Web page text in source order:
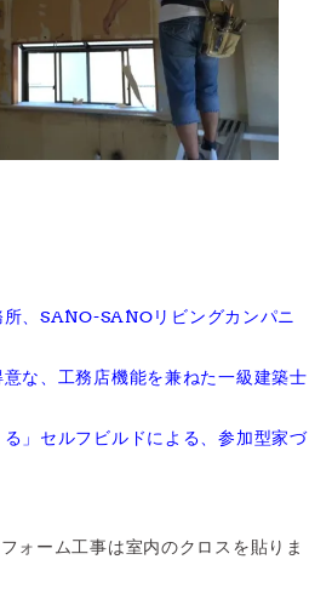
、SANO-SANOリビングカンパニ
な、工務店機能を兼ねた一級建築士
る」セルフビルドによる、参加型家づ
ォーム工事は室内のクロスを貼りま